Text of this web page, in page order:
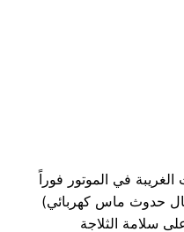
في الموتور فوراً
حدوث ماس كهربائي)